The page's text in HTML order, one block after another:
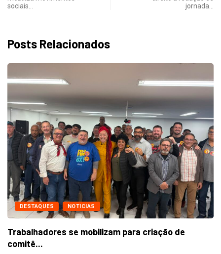
sociais…
jornada…
Posts Relacionados
DESTAQUES NOTICIAS
Trabalhadores se mobilizam para criação de
comitê...